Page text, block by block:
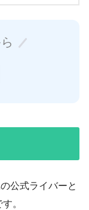
公式ライバーと
。